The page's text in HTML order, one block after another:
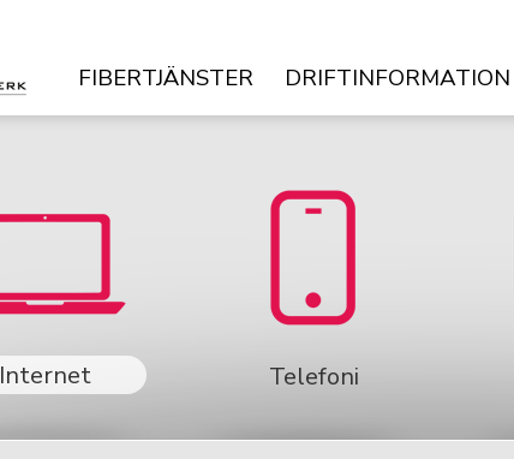
FIBERTJÄNSTER DRIFTINFORMATION
Internet Telefoni